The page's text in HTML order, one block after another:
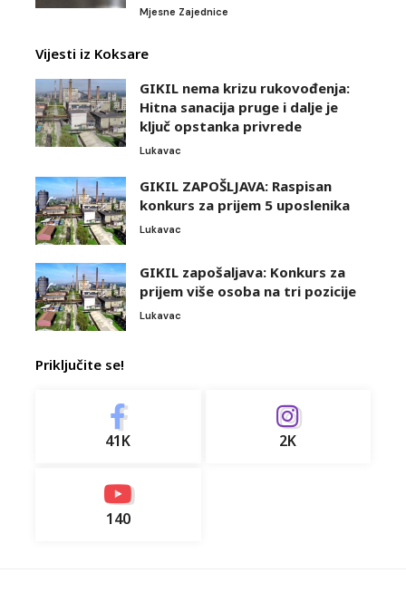
Mjesne Zajednice
Vijesti iz Koksare
GIKIL nema krizu rukovođenja:
Hitna sanacija pruge i dalje je
ključ opstanka privrede
Lukavac
GIKIL ZAPOŠLJAVA: Raspisan
konkurs za prijem 5 uposlenika
Lukavac
GIKIL zapošaljava: Konkurs za
prijem više osoba na tri pozicije
Lukavac
Priključite se!
41K 2K
140